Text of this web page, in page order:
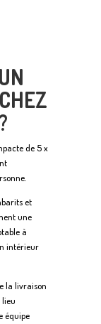
de 5 x
et
une
à
intérieur
la livraison
équipe